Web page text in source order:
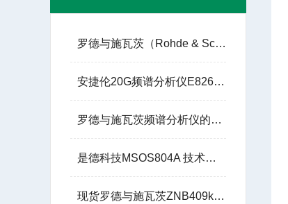
罗德与施瓦茨（Rohde & Schwarz）的 R&S®SMW200A
安捷伦20G频谱分析仪E8267C使用手册
罗德与施瓦茨频谱分析仪的实际应用场景有哪些？
是德科技MSOS804A 技术参数
现货罗德与施瓦茨ZNB409kHz到40GHz网络分析仪租赁